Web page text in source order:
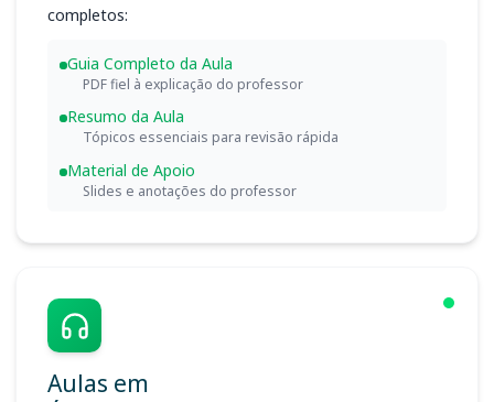
completos:
Guia Completo da Aula
PDF fiel à explicação do professor
Resumo da Aula
Tópicos essenciais para revisão rápida
Material de Apoio
Slides e anotações do professor
Aulas em